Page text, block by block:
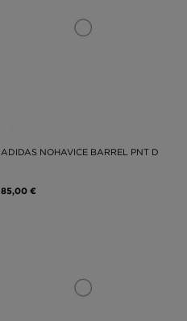
ADIDAS NOHAVICE BARREL PNT D
85,00 €